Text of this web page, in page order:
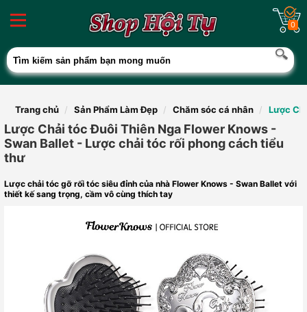
0
Trang chủ Sản Phẩm Làm Đẹp Chăm sóc cá nhân Lược
Lược Chải tóc Đuôi Thiên Nga Flower Knows -
Swan Ballet - Lược chải tóc rối phong cách tiểu
thư
Lược chải tóc gỡ rối tóc siêu đỉnh của nhà Flower Knows - Swan Ballet với
thiết kế sang trọng, cầm vô cùng thích tay